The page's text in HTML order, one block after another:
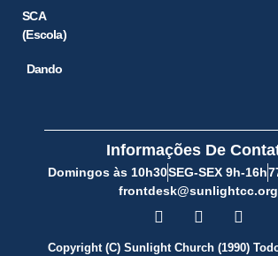
SCA
(Escola)
Dando
Informações De
Domingos às 10h30SEG-SEX 9h-16h
frontdesk@sunlightcc.org
Copyright (C) Sunlight Church (1990)